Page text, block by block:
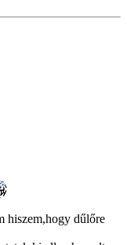
hiszem,hogy dűlőre